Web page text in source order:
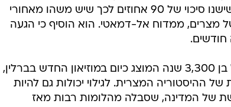
הקריאה הראשונית של הסריקות אנחנו אומרים שישנו סיכוי של 90 אחוזים לכך שיש משהו מאחורי
מצרים, ממדוח אל-דמאטי. הוא הוסיף כי הגעה
גילויה של נפרטיטי, שיופיה המלכותי הונצח בפסל בן 3,300 שנה המוצג כיום במוזיאון החדש בברלין,
ההיסטוריה המצרית. לגילוי יכולות גם להיות
של המדינה, שסבלה מהלומות רבות מאז